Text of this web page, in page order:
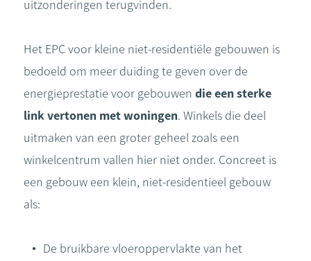
uitzonderingen terugvinden.
Het EPC voor kleine niet-residentiële gebouwen is
bedoeld om meer duiding te geven over de
energieprestatie voor gebouwen die een sterke
link vertonen met woningen. Winkels die deel
uitmaken van een groter geheel zoals een
winkelcentrum vallen hier niet onder. Concreet is
een gebouw een klein, niet-residentieel gebouw
als:
De bruikbare vloeroppervlakte van het